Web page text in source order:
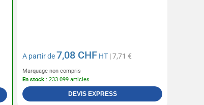
A partir de 7,08 CHF HT | 7,71 €
Marquage non compris
En stock : 233 099 articles
DEVIS EXPRESS